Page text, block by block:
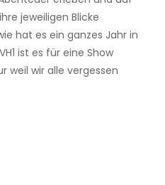
jeweiligen Blicke
hat es ein ganzes Jahr in
ist es für eine Show
weil wir alle vergessen